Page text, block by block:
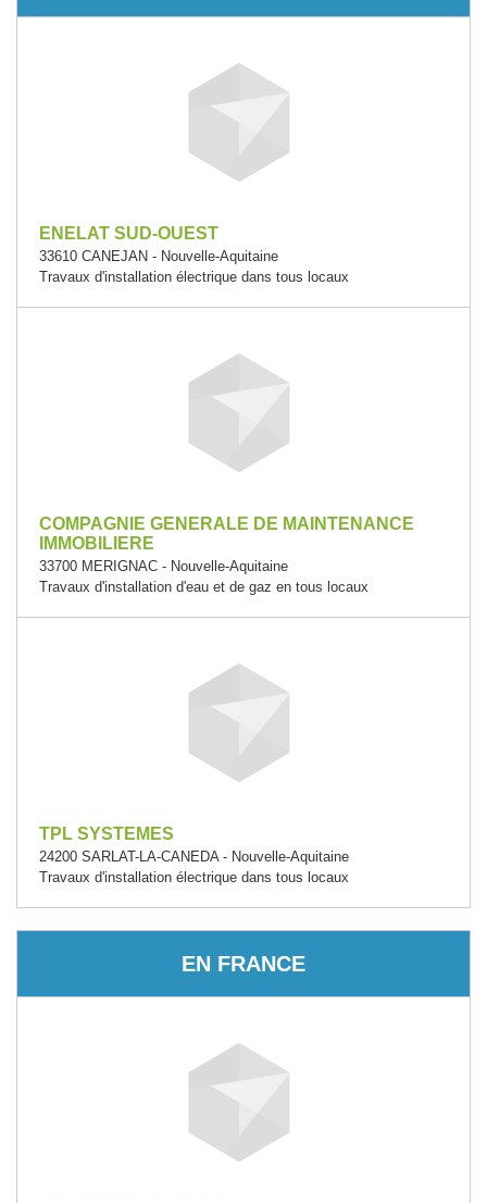
ENELAT SUD-OUEST
33610 CANEJAN - Nouvelle-Aquitaine
Travaux d'installation électrique dans tous locaux
COMPAGNIE GENERALE DE MAINTENANCE
IMMOBILIERE
33700 MERIGNAC - Nouvelle-Aquitaine
Travaux d'installation d'eau et de gaz en tous locaux
TPL SYSTEMES
24200 SARLAT-LA-CANEDA - Nouvelle-Aquitaine
Travaux d'installation électrique dans tous locaux
EN FRANCE